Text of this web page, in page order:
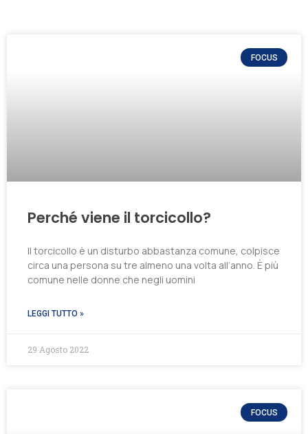
FOCUS
Perché viene il torcicollo?
Il torcicollo è un disturbo abbastanza comune, colpisce
circa una persona su tre almeno una volta all’anno. È più
comune nelle donne che negli uomini
LEGGI TUTTO »
29 Agosto 2022
FOCUS